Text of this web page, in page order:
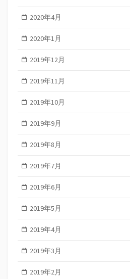
2020年4月
2020年1月
2019年12月
2019年11月
2019年10月
2019年9月
2019年8月
2019年7月
2019年6月
2019年5月
2019年4月
2019年3月
2019年2月